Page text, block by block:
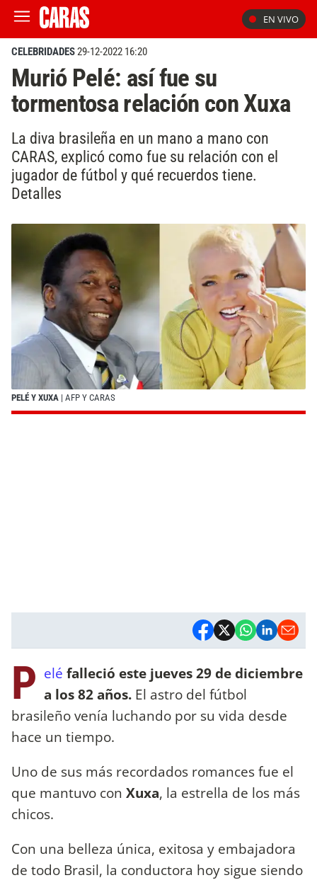
EN VIVO
CELEBRIDADES29-12-2022 16:20
Murió Pelé: así fue su
tormentosa relación con Xuxa
La diva brasileña en un mano a mano con
CARAS, explicó como fue su relación con el
jugador de fútbol y qué recuerdos tiene.
Detalles
PELÉ Y XUXA | AFP Y CARAS
P elé falleció este jueves 29 de diciembre
a los 82 años. El astro del fútbol
brasileño venía luchando por su vida desde
hace un tiempo.
Uno de sus más recordados romances fue el
que mantuvo con Xuxa, la estrella de los más
chicos.
Con una belleza única, exitosa y embajadora
de todo Brasil, la conductora hoy sigue siendo